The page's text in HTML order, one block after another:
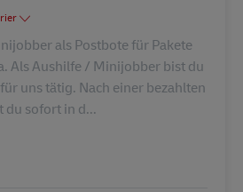
als Postbote für Pakete
Als Aushilfe / Minijobber bist du
uns tätig. Nach einer bezahlten
du sofort in d...